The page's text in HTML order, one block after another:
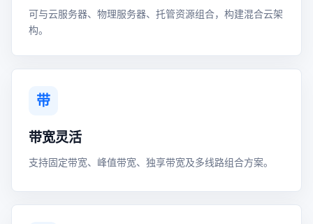
可与云服务器、物理服务器、托管资源组合，构建混合云架
构。
带
带宽灵活
支持固定带宽、峰值带宽、独享带宽及多线路组合方案。